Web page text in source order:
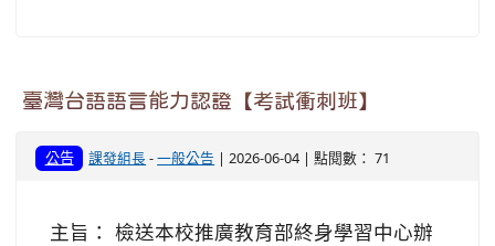
臺灣台語語言能力認證【考試衝刺班】
公告 課發組長-一般公告 | 2026-06-04 | 點閱數： 71
主旨： 檢送本校推廣教育部終身學習中心辦